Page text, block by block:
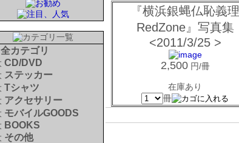
全カテゴリ
CD/DVD
ステッカー
Tシャツ
アクセサリー
モバイルGOODS
BOOKS
その他
『横浜銀蝿仏恥義理
RedZone』写真集
<2011/3/25 >
2,500 円/冊
在庫あり
冊